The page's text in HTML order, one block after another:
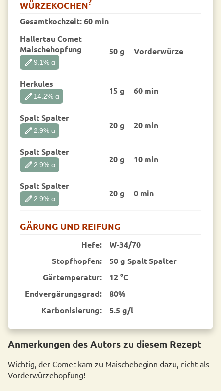
WÜRZEKOCHEN?
Gesamtkochzeit:60 min
Hallertau Comet
Maischehopfung
edit9.1% α
50 g Vorder­würze
Herkules
edit 14.2% α
15 g 60 min
Spalt Spalter
edit 2.9% α
20 g 20 min
Spalt Spalter
edit 2.9% α
20 g 10 min
Spalt Spalter
edit 2.9% α
20 g 0 min
GÄRUNG UND REIFUNG
Hefe:
W-34/70
Stopfhopfen:
50 g Spalt Spalter
Gärtemperatur:
12 °C
End­vergärungsgrad:
80%
Karbonisierung:
5.5 g/l
Anmerkungen des Autors zu diesem Rezept
Wichtig, der Comet kam zu Maischebeginn dazu, nicht als
Vorderwürzehopfung!